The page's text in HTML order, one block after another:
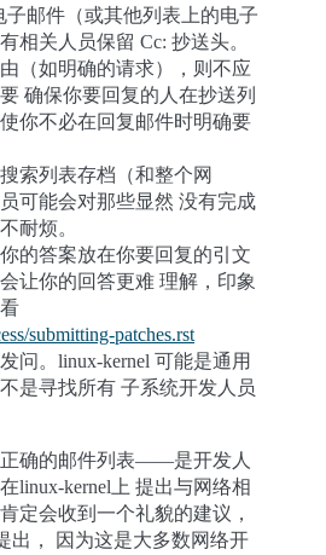
子邮件（或其他列表上的电子
相关人员保留 Cc: 抄送头。
（如明确的请求），则不应
确保你要回复的人在抄送列
你不必在回复邮件时明确要
索列表存档（和整个网
可能会对那些显然 没有完成
耐烦。
的答案放在你要回复的引文
让你的回答更难 理解，印象
submitting-patches.rst
问。linux-kernel 可能是通用
是寻找所有 子系统开发人员
确的邮件列表——是开发人
linux-kernel上 提出与网络相
定会收到一个礼貌的建议，
出， 因为这是大多数网络开